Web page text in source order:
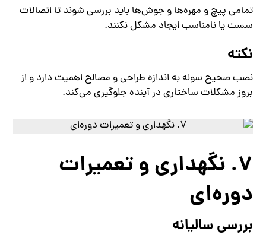
تمامی پیچ و مهره‌ها و جوش‌ها باید بررسی شوند تا اتصالات
سست یا نامناسب ایجاد مشکل نکنند.
نکته
نصب صحیح سوله به اندازه طراحی و مصالح اهمیت دارد و از
بروز مشکلات ساختاری در آینده جلوگیری می‌کند.
7. نگهداری و تعمیرات
دوره‌ای
بررسی سالیانه